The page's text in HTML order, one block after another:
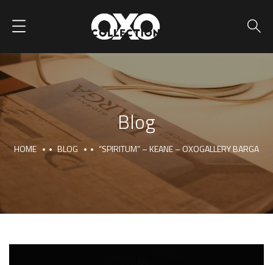
Blog
HOME BLOG “SPIRITUM” – KEANE – OXOGALLERY BARGA